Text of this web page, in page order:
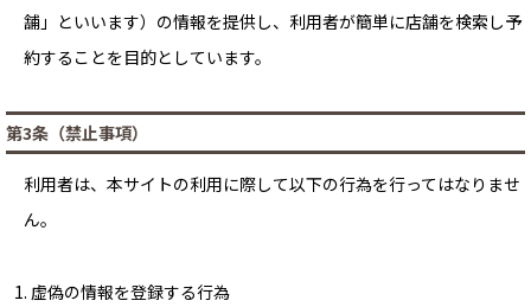
舗」といいます）の情報を提供し、利用者が簡単に店舗を検索し予
約することを目的としています。
第3条（禁止事項）
利用者は、本サイトの利用に際して以下の行為を行ってはなりませ
ん。
虚偽の情報を登録する行為